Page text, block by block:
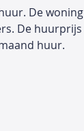
De woning
De huurprijs
huur.